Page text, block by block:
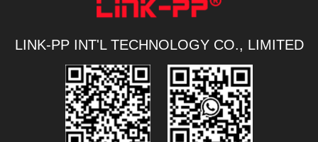
LINK-PP INT'L TECHNOLOGY CO., LIMITED